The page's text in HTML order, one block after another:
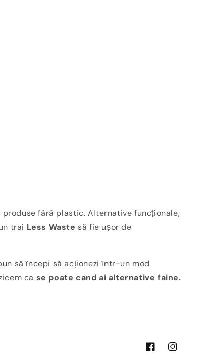
produse fără plastic. Alternative funcționale,
trai Less Waste să fie ușor de
să începi să acționezi într-un mod
ca se poate cand ai alternative faine.
FacebookInstagram